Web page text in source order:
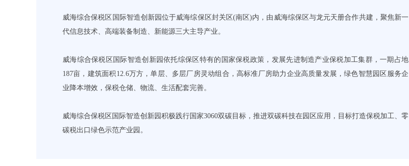
威海综合保税区国际智造创新园位于威海综保区封关区(南区)内，由威海综保区与龙元天册合作共建，聚焦新一
代信息技术、高端装备制造、新能源三大主导产业。
威海综合保税区国际智造创新园依托综保区特有的国家保税政策，发展先进制造产业保税加工集群，一期占地
187亩，建筑面积12.6万方，单层、多层厂房灵动组合，高标准厂房助力企业高质量发展，绿色智慧园区服务企
业降本增效，保税仓储、物流、生活配套完善。
威海综合保税区国际智造创新园积极践行国家3060双碳目标，推进双碳科技在园区应用，目标打造保税加工、零
碳税出口绿色示范产业园。